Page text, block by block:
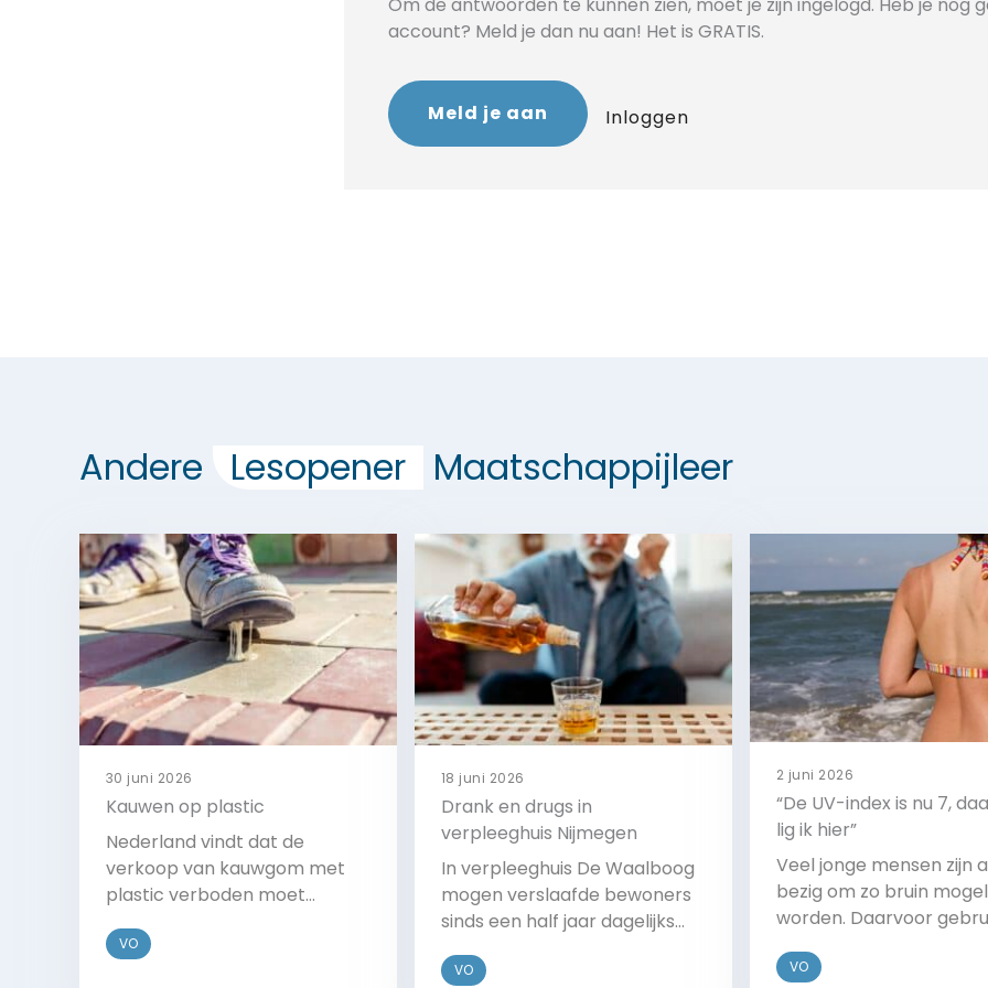
Om de antwoorden te kunnen zien, moet je zijn ingelogd. Heb je nog
account? Meld je dan nu aan! Het is GRATIS.
Meld je aan Inloggen
Andere Lesopener Maatschappijleer
30 juni 2026
Kauwen op plastic
Nederland vindt dat de
verkoop van kauwgom met
plastic verboden moet
EU dit gaat regelen in de
VO
18 juni 2026
Drank en drugs in
verpleeghuis Nijmegen
In verpleeghuis De Waalboog
mogen verslaafde bewoners
sinds een half jaar dagelijks
gebruiken. Deze verslaafde
VO
2 juni 2026
“De UV-index is nu 7,
lig ik hier”
Veel jonge mensen zijn
bezig om zo bruin
worden. Daarvoor
geeft de sterkte van de
VO